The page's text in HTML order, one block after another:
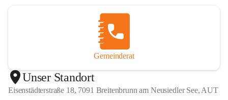
Gemeinderat
Unser Standort
Eisenstädterstraße 18, 7091 Breitenbrunn am Neusiedler See, AUT